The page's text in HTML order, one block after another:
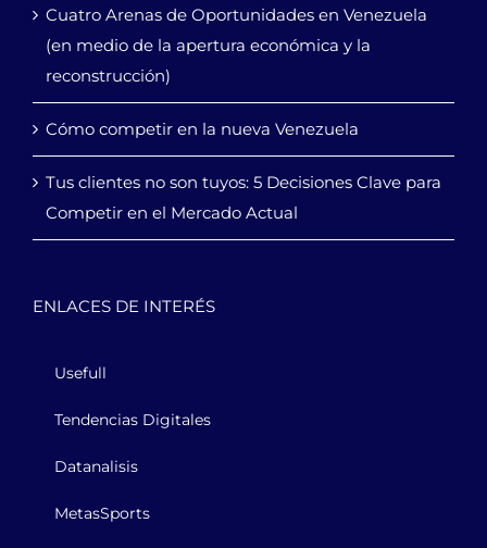
Cuatro Arenas de Oportunidades en Venezuela
(en medio de la apertura económica y la
reconstrucción)
Cómo competir en la nueva Venezuela
Tus clientes no son tuyos: 5 Decisiones Clave para
Competir en el Mercado Actual
ENLACES DE INTERÉS
Usefull
Tendencias Digitales
Datanalisis
MetasSports